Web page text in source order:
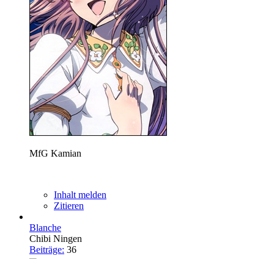
MfG Kamian
Inhalt melden
Zitieren
Blanche
Chibi Ningen
Beiträge: 36